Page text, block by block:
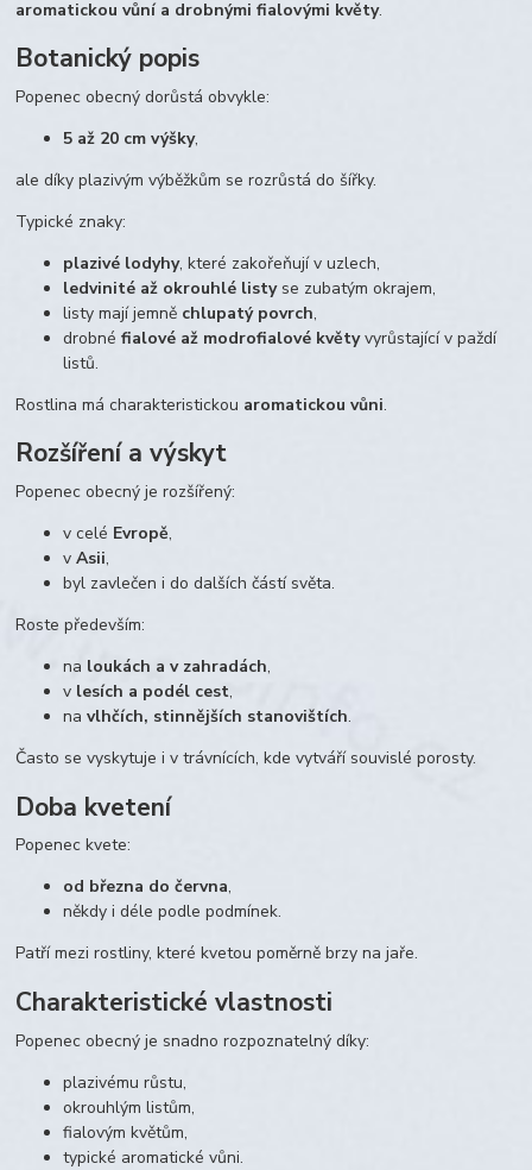
aromatickou vůní a drobnými fialovými květy.
Botanický popis
Popenec obecný dorůstá obvykle:
5 až 20 cm výšky,
ale díky plazivým výběžkům se rozrůstá do šířky.
Typické znaky:
plazivé lodyhy, které zakořeňují v uzlech,
ledvinité až okrouhlé listyse zubatým okrajem,
listy mají jemně chlupatý povrch,
drobnéfialové až modrofialové květyvyrůstající v paždí
listů.
Rostlina má charakteristickou aromatickou vůni.
Rozšíření a výskyt
Popenec obecný je rozšířený:
v celé Evropě,
vAsii,
byl zavlečen i do dalších částí světa.
Roste především:
na loukách a v zahradách,
v lesích a podél cest,
navlhčích, stinnějších stanovištích.
Často se vyskytuje i v trávnících, kde vytváří souvislé porosty.
Doba kvetení
Popenec kvete:
od března do června,
někdy i déle podle podmínek.
Patří mezi rostliny, které kvetou poměrně brzy na jaře.
Charakteristické vlastnosti
Popenec obecný je snadno rozpoznatelný díky:
plazivému růstu,
okrouhlým listům,
fialovým květům,
typické aromatické vůni.